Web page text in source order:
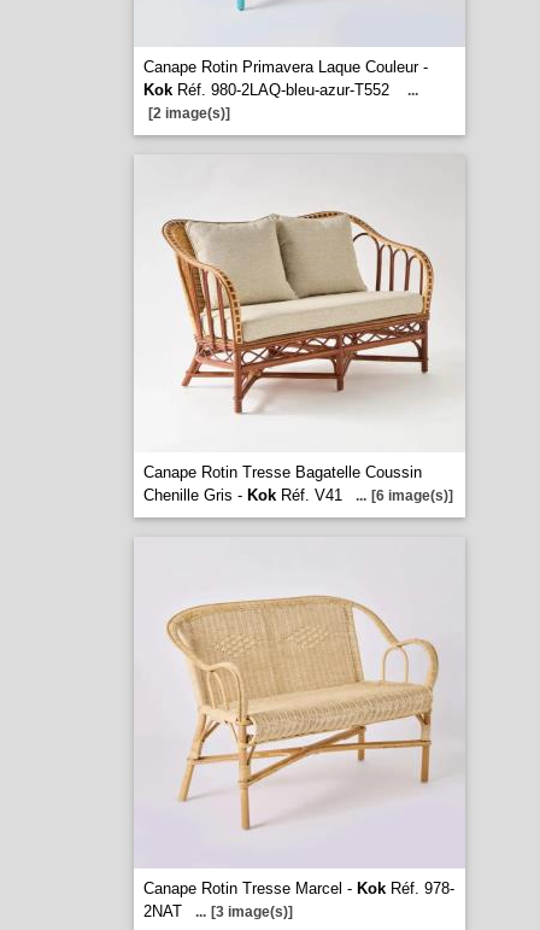
Canape Rotin Primavera Laque Couleur -
KokRéf. 980-2LAQ-bleu-azur-T552
...
[2 image(s)]
Canape Rotin Tresse Bagatelle Coussin
Chenille Gris - KokRéf. V41 ... [6 image(s)]
Canape Rotin Tresse Marcel - KokRéf. 978-
2NAT
... [3 image(s)]